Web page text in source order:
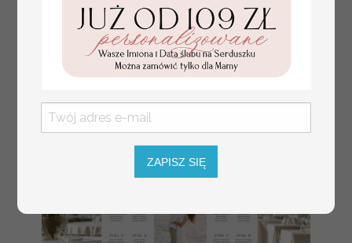
z tłoczonymi kwiatami,
eleganckie numerki na
stoły weselne, tłoczone
numerki na stół weselny,
dekoracja stołów
weselnych tłoczone
10 PLN/ 13.00 PLN
ZAPISZ SIĘ